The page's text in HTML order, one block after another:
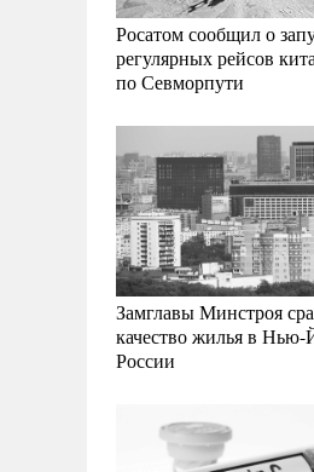
Росатом сообщил о
регулярных рейсов
по Севморпути
Замглавы Минстроя
качество жилья в Нью-
России